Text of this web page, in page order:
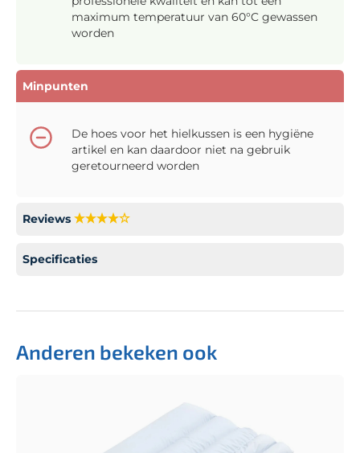
maximum temperatuur van 60°C gewassen
worden
Minpunten
De hoes voor het hielkussen is een hygiëne
artikel en kan daardoor niet na gebruik
geretourneerd worden
Reviews
Specificaties
Anderen bekeken ook